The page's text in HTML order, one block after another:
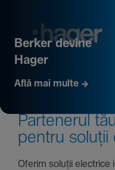
Berker devine
Hager
Află mai multe
Parte­nerul
pentru soluții
Oferim soluții electrice